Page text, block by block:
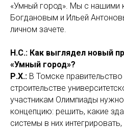
«Умный город». Мы с нашими
Богдановым и Ильей
личном зачете.
Н.С.: Как выглядел новый
«Умный город»?
Р.Х.: В Томске
строительстве
участникам Олимпиады
концепцию: решить, какие
системы в них